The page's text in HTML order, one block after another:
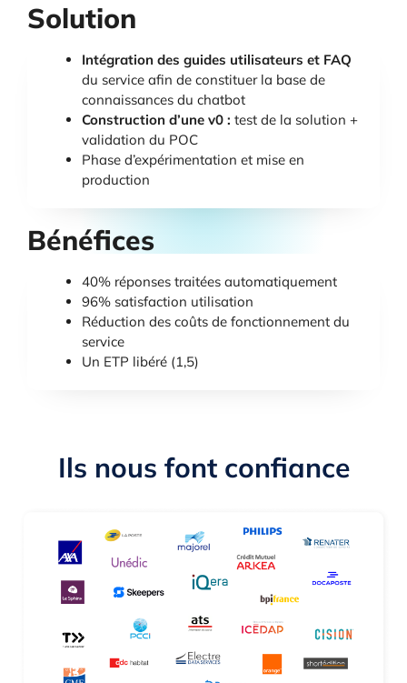
Solution
Intégration des guides utilisateurs et FAQ
du service afin de constituer la base de
connaissances du chatbot
Construction d’une v0 : test de la solution +
validation du POC
Phase d’expérimentation et mise en
production
Bénéfices
40% réponses traitées automatiquement
96% satisfaction utilisation
Réduction des coûts de fonctionnement du
service
Un ETP libéré (1,5)
Ils nous font confiance